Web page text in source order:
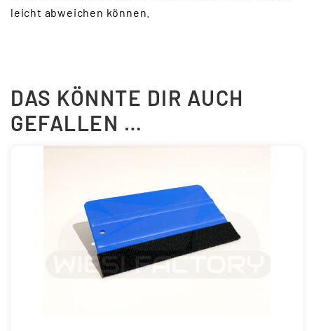
leicht abweichen können.
DAS KÖNNTE DIR AUCH
GEFALLEN …